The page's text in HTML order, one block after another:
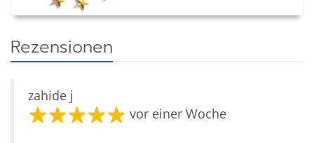
Rezensionen
zahide j
vor einer Woche